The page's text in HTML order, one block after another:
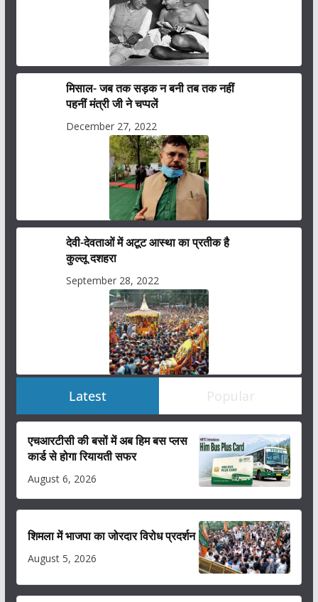
मिसाल- जब तक सड़क न बनी तब तक नहीं
पहनीं मंत्री जी ने चप्पलें
December 27, 2022
देवी-देवताओं में अटूट आस्था का प्रतीक है
कुल्लू दशहरा
September 28, 2022
Latest Popular
एचआरटीसी की बसों में अब हिम बस प्लस
कार्ड से होगा रियायती सफर
August 6, 2026
शिमला में भाजपा का जोरदार विरोध प्रदर्शन
August 5, 2026